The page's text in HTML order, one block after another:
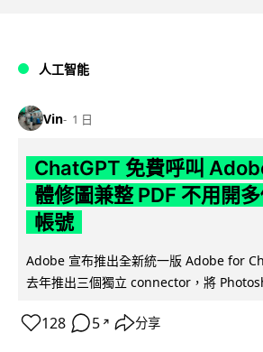
人工智能
Vin 1 日
ChatGPT 免費呼叫
體修圖兼整 PDF 不用開
帳號
Adobe 宣布推出全新統一版 Adobe for
去年推出三個獨立 connector，將
128 5 ↗ 分享